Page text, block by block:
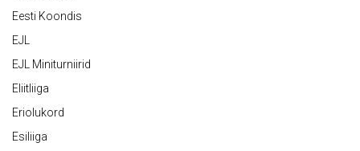
Eesti Koondis
EJL
EJL Miniturniirid
Eliitliiga
Eriolukord
Esiliiga